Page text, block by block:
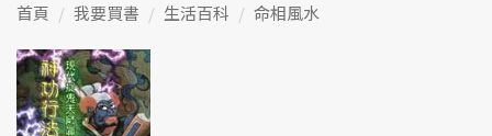
首頁 我要買書 生活百科 命相風水